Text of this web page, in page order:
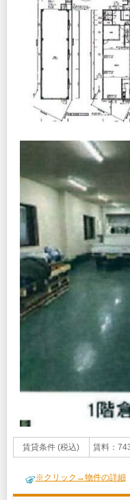
賃貸条件 (税込) 賃料：
※クリック→物件の詳細